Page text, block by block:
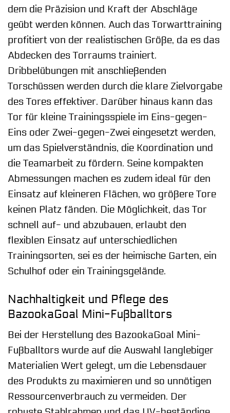
dem die Präzision und Kraft der Abschläge
geübt werden können. Auch das Torwarttraining
profitiert von der realistischen Größe, da es das
Abdecken des Torraums trainiert.
Dribbelübungen mit anschließenden
Torschüssen werden durch die klare Zielvorgabe
des Tores effektiver. Darüber hinaus kann das
Tor für kleine Trainingsspiele im Eins-gegen-
Eins oder Zwei-gegen-Zwei eingesetzt werden,
um das Spielverständnis, die Koordination und
die Teamarbeit zu fördern. Seine kompakten
Abmessungen machen es zudem ideal für den
Einsatz auf kleineren Flächen, wo größere Tore
keinen Platz fänden. Die Möglichkeit, das Tor
schnell auf- und abzubauen, erlaubt den
flexiblen Einsatz auf unterschiedlichen
Trainingsorten, sei es der heimische Garten, ein
Schulhof oder ein Trainingsgelände.
Nachhaltigkeit und Pflege des
BazookaGoal Mini-Fußballtors
Bei der Herstellung des BazookaGoal Mini-
Fußballtors wurde auf die Auswahl langlebiger
Materialien Wert gelegt, um die Lebensdauer
des Produkts zu maximieren und so unnötigen
Ressourcenverbrauch zu vermeiden. Der